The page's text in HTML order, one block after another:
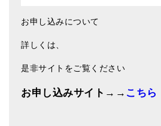
お申し込みについて
詳しくは、
是非サイトをご覧ください
お申し込みサイト→→ こちら